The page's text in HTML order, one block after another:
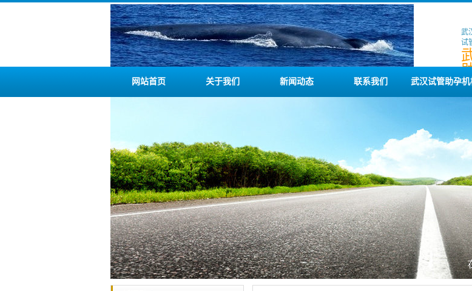
武
试
网站首页 关于我们 新闻动态 联系我们 武汉试管助孕机